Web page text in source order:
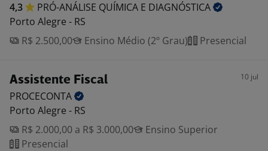
4,3 PRÓ-ANÁLISE QUÍMICA E DIAGNÓSTICA
Porto Alegre - RS
R$ 2.500,00
Ensino Médio (2º Grau) Presencial
Assistente Fiscal 10 jul
PROCECONTA
Porto Alegre - RS
R$ 2.000,00 a R$ 3.000,00
Ensino Superior
Presencial